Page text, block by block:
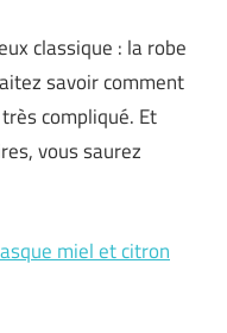
classique : la robe
savoir comment
compliqué. Et
vous saurez
miel et citron